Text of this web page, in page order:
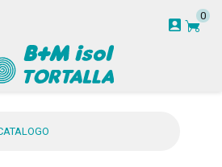
account_box garden_cart0